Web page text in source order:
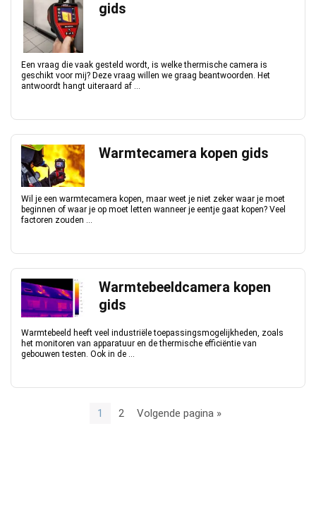
gids
Een vraag die vaak gesteld wordt, is welke thermische camera is
geschikt voor mij? Deze vraag willen we graag beantwoorden. Het
antwoordt hangt uiteraard af ...
Warmtecamera kopen gids
Wil je een warmtecamera kopen, maar weet je niet zeker waar je moet
beginnen of waar je op moet letten wanneer je eentje gaat kopen? Veel
factoren zouden ...
Warmtebeeldcamera kopen
gids
Warmtebeeld heeft veel industriële toepassingsmogelijkheden, zoals
het monitoren van apparatuur en de thermische efficiëntie van
gebouwen testen. Ook in de ...
1 2 Volgende pagina »